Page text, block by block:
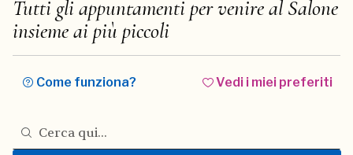
Tutti gli appuntamenti per venire al Salone
insieme ai più piccoli
Come funziona? Vedi i miei preferiti
Cerca nel programma del Salone